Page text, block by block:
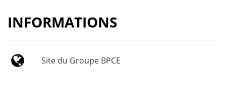
INFORMATIONS
Site du Groupe BPCE